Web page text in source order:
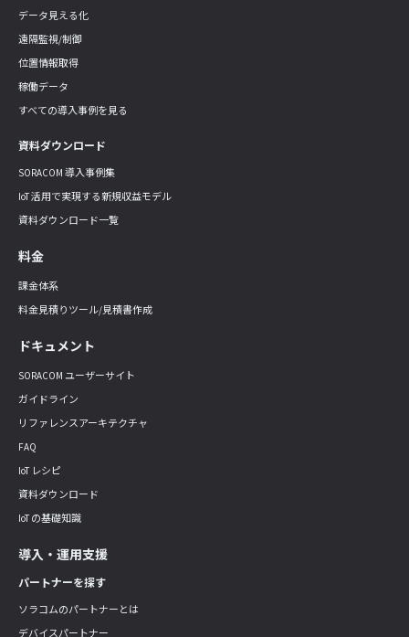
データ見える化
遠隔監視/制御
位置情報取得
稼働データ
すべての導入事例を見る
資料ダウンロード
SORACOM 導入事例集
IoT 活用で実現する新規収益モデル
資料ダウンロード一覧
料金
課金体系
料金見積りツール/見積書作成
ドキュメント
SORACOM ユーザーサイト
ガイドライン
リファレンスアーキテクチャ
FAQ
IoT レシピ
資料ダウンロード
IoT の基礎知識
導入・運用支援
パートナーを探す
ソラコムのパートナーとは
デバイスパートナー